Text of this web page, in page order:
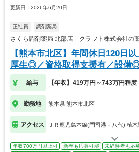
更新日：2026年6月20日
正社員 調剤薬局
さくら調剤薬局 北部店 クラフト株式会社の
【熊本市北区】年間休日120日
厚生◎／資格取得支援有／設備
給与 【年収】419万円～743万円程度
勤務地 熊本県 熊本市北区
アクセス ＪＲ鹿児島本線(門司港－八代) 植木
年収700万円以上可 新卒も応募可能 未経験者も応